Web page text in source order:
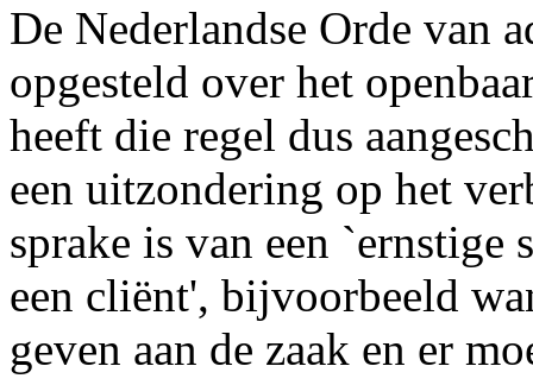
De Nederlandse Orde van
opgesteld over het
heeft die regel dus
een uitzondering op het
sprake is van een `ernstige
een cliënt', bijvoorbeeld
geven aan de zaak en er